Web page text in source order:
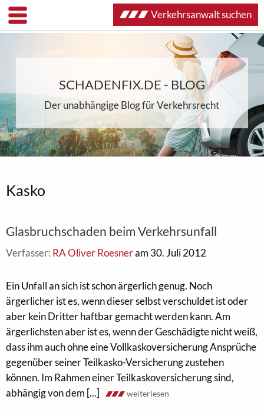
SCHADENFIX.DE - BLOG
Der unabhängige Blog für Verkehrsrecht
Kasko
Glasbruchschaden beim Verkehrsunfall
Verfasser: RA Oliver Roesneram 30. Juli 2012
Ein Unfall an sich ist schon ärgerlich genug. Noch
ärgerlicher ist es, wenn dieser selbst verschuldet ist oder
aber kein Dritter haftbar gemacht werden kann. Am
ärgerlichsten aber ist es, wenn der Geschädigte nicht weiß,
dass ihm auch ohne eine Vollkaskoversicherung Ansprüche
gegenüber seiner Teilkasko-Versicherung zustehen
können. Im Rahmen einer Teilkaskoversicherung sind,
abhängig von dem [...]
weiterlesen
Verkehrsanwalt suchen